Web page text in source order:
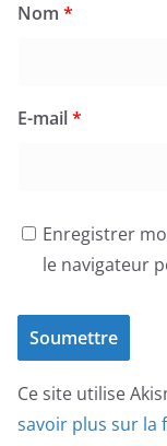
Nom *
E-mail*
Enregistrer
le navigateur
Ce site utilise
savoir plus sur la